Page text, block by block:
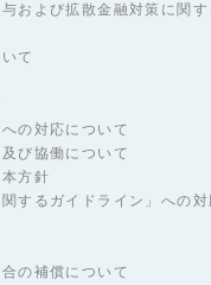
および拡散金融対策に関
て
の対応について
び協働について
方針
するガイドライン」への
の補償について